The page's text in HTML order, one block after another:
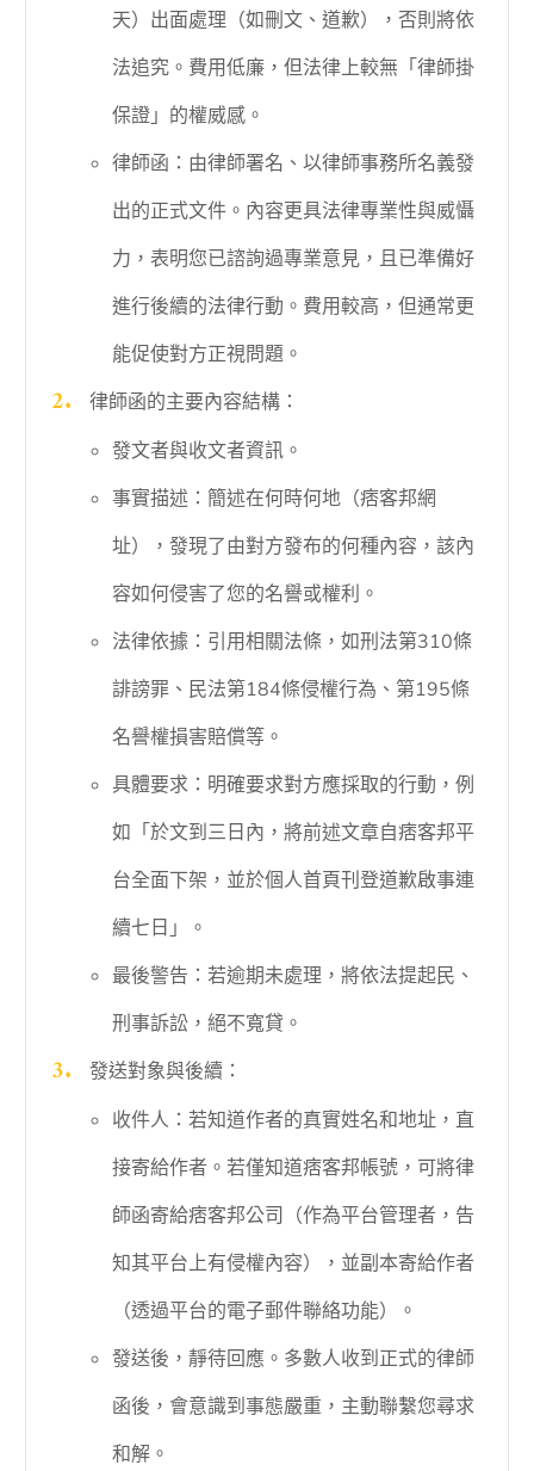
天）出面處理（如刪文、道歉），否則將依
法追究。費用低廉，但法律上較無「律師掛
保證」的權威感。
律師函：由律師署名、以律師事務所名義發
出的正式文件。內容更具法律專業性與威懾
力，表明您已諮詢過專業意見，且已準備好
進行後續的法律行動。費用較高，但通常更
能促使對方正視問題。
律師函的主要內容結構：
發文者與收文者資訊。
事實描述：簡述在何時何地（痞客邦網
址），發現了由對方發布的何種內容，該內
容如何侵害了您的名譽或權利。
法律依據：引用相關法條，如刑法第310條
誹謗罪、民法第184條侵權行為、第195條
名譽權損害賠償等。
具體要求：明確要求對方應採取的行動，例
如「於文到三日內，將前述文章自痞客邦平
台全面下架，並於個人首頁刊登道歉啟事連
續七日」。
最後警告：若逾期未處理，將依法提起民、
刑事訴訟，絕不寬貸。
發送對象與後續：
收件人：若知道作者的真實姓名和地址，直
接寄給作者。若僅知道痞客邦帳號，可將律
師函寄給痞客邦公司（作為平台管理者，告
知其平台上有侵權內容），並副本寄給作者
（透過平台的電子郵件聯絡功能）。
發送後，靜待回應。多數人收到正式的律師
函後，會意識到事態嚴重，主動聯繫您尋求
和解。